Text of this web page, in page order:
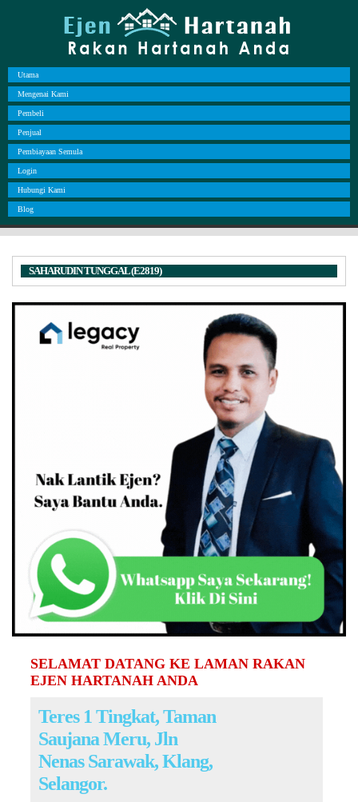
Utama
Mengenai Kami
Pembeli
Penjual
Pembiayaan Semula
Login
Hubungi Kami
Blog
SAHARUDIN TUNGGAL (E2819)
SELAMAT DATANG KE LAMAN RAKAN
EJEN HARTANAH ANDA
Teres 1 Tingkat, Taman
Saujana Meru, Jln
Nenas Sarawak, Klang,
Selangor.